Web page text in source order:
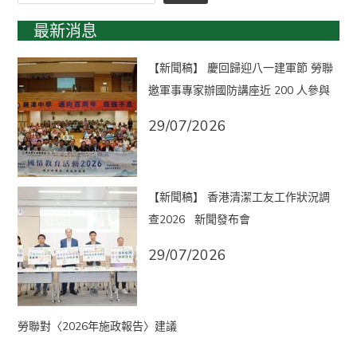
最新消息
【新聞稿】 慶回歸迎八一建軍節 勞聯
邀軍事專家辦國防講座近 200 人參與
29/07/2026
【新聞稿】 香港清潔工友工作狀況調
查2026 新聞發布會
29/07/2026
勞聯對〈2026年施政報告〉建議